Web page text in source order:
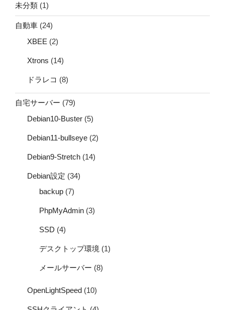
未分類 (1)
自動車 (24)
XBEE (2)
Xtrons (14)
ドラレコ (8)
自宅サーバー (79)
Debian10-Buster (5)
Debian11-bullseye (2)
Debian9-Stretch (14)
Debian設定 (34)
backup (7)
PhpMyAdmin (3)
SSD (4)
デスクトップ環境 (1)
メールサーバー (8)
OpenLightSpeed (10)